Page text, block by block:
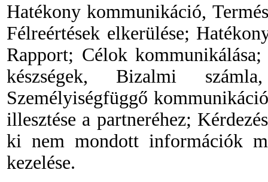
Hatékony kommunikáció,
Félreértések elkerülése;
Rapport; Célok
készségek, Bizalmi
Személyiségfüggő
illesztése a partneréhez;
ki nem mondott információk
kezelése.